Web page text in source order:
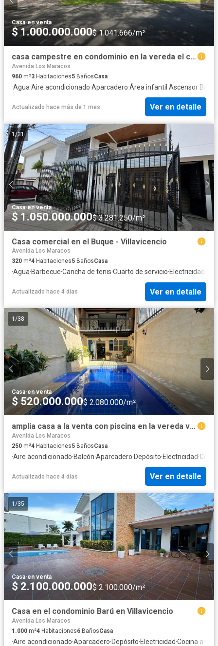
Casa·en venta
$ 1.000.000.000$ 1.041.666/m²
casa campestre en condominio en la vereda el cairo
Avenida Los Maracos
960 m²3 Habitaciones5 BañosCasa
·Agua·Aire acondicionado·Aparcadero·Área infantil ·Ascensor·
Actualizado hace más de 1 mes Ver en detalle
1/31
Casa·en venta
$ 1.050.000.000$ 3.281.250/m²
Casa comercial en el Buque - Villavicencio
Avenida Los Maracos
320 m²4 Habitaciones5 BañosCasa
·Agua·Barbecue·Cancha de tenis·Cuarto de servicio·Electricidad
Actualizado hace 4 días Ver en detalle
1 /38
Casa·en venta
$ 520.000.000$ 2.080.000/m²
amplia casa a la venta con piscina en la vereda vanguardia
Avenida Los Maracos
250 m²4 Habitaciones5 BañosCasa
·Aire acondicionado·Balcón·Aparcadero·Depósito·Electricidad·
Actualizado hace 4 días Ver en detalle
1 /35
Casa·en venta
$ 2.100.000.000$ 2.100.000/m²
Casa en el condominio Barú en Villavicencio
Avenida Los Maracos
1.000 m²4 Habitaciones6 BañosCasa
·Aire acondicionado·Aparcadero·Depósito·Electricidad·Cocina